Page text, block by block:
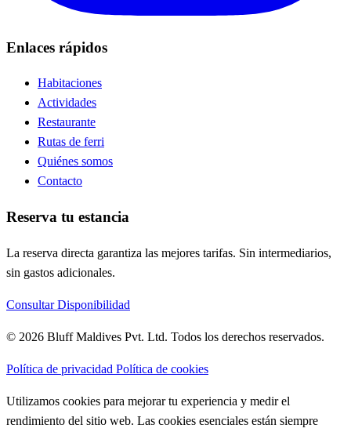
Enlaces rápidos
Habitaciones
Actividades
Restaurante
Rutas de ferri
Quiénes somos
Contacto
Reserva tu estancia
La reserva directa garantiza las mejores tarifas. Sin intermediarios,
sin gastos adicionales.
Consultar Disponibilidad
© 2026 Bluff Maldives Pvt. Ltd. Todos los derechos reservados.
Política de privacidad Política de cookies
Utilizamos cookies para mejorar tu experiencia y medir el
rendimiento del sitio web. Las cookies esenciales están siempre